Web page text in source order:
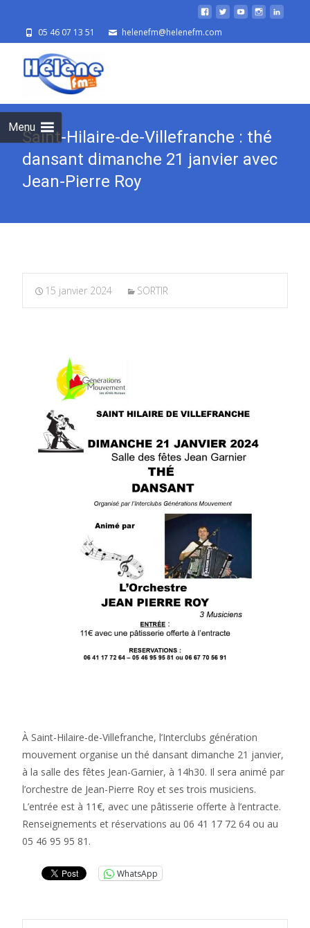
05 46 07 13 51 helenefm@helenefm.com
Menu
Saint-Hilaire-de-Villefranche : thé
dansant dimanche 21 janvier avec
Jean-Pierre Roy
15 janvier 2024 SORTIR
À Saint-Hilaire-de-Villefranche, l’Interclubs génération
mouvement organise un thé dansant dimanche 21 janvier,
à la salle des fêtes Jean-Garnier, à 14h30. Il sera animé par
l’orchestre de Jean-Pierre Roy et ses trois musiciens.
L’entrée est à 11€, avec une pâtisserie offerte à l’entracte.
Renseignements et réservations au 06 41 17 72 64 ou au
05 46 95 95 81.
WhatsApp